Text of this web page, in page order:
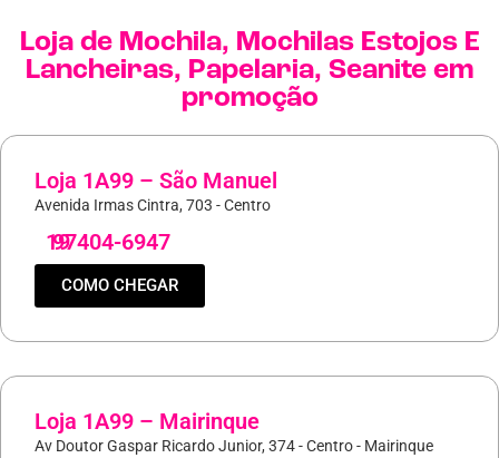
Loja de Mochila, Mochilas Estojos E
Lancheiras, Papelaria, Seanite em
promoção
Loja 1A99 – São Manuel
Avenida Irmas Cintra, 703 - Centro
19
97404-6947
COMO CHEGAR
Loja 1A99 – Mairinque
Av Doutor Gaspar Ricardo Junior, 374 - Centro - Mairinque